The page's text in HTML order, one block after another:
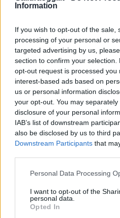
Information
If you wish to opt-out of the sale,
processing of your personal or
targeted advertising by us,
section to confirm your
opt-out request is processed you
interest-based ads based on
us or personal information
your opt-out. You may
disclosure of your personal
IAB’s list of downstream
also be disclosed by us to third
Downstream Participants that
Please note that this website/
not limited to your visit or usage
grant or deny consent to Google
use your data for below
Personal Data Processing
I want to opt-out of the
personal data.
Opted In
Vuoi rimuovere le
Puoi abbonarti asoli €
cliccandoqui
Sei già abbonato?
Puoi effettuare
sezioneLogindal
cliccandoqui
Turismo Santa Teresa